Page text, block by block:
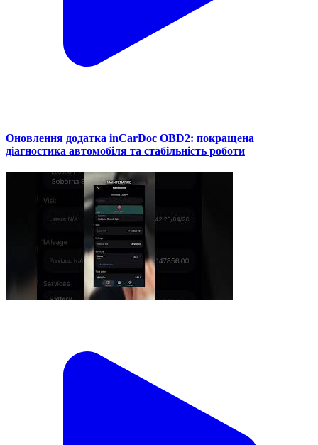
Оновлення додатка inCarDoc OBD2: покращена
діагностика автомобіля та стабільність роботи